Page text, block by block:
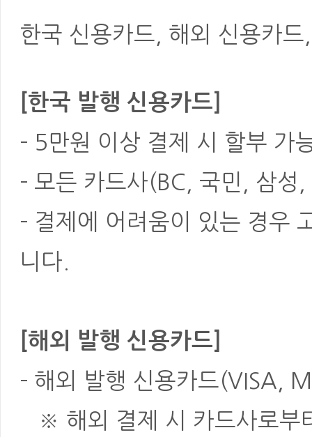
한국 신용카드, 해외 신용카
[한국 발행 신용카드]
- 5만원 이상 결제 시 할부 가
- 모든 카드사(BC, 국민, 삼성
- 결제에 어려움이 있는 경우
니다.
[해외 발행 신용카드]
- 해외 발행 신용카드(VISA,
※ 해외 결제 시 카드사로부